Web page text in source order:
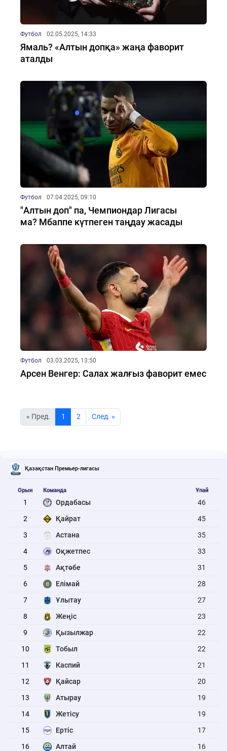
Футбол 02.05.2025, 14:33
Ямаль? «Алтын допқа» жаңа фаворит
аталды
Футбол 07.04.2025, 09:10
"Алтын доп" па, Чемпиондар Лигасы
ма? Мбаппе күтпеген таңдау жасады
Футбол 03.03.2025, 13:50
Арсен Венгер: Салах жалғыз фаворит емес
« Пред. 1 2 Cлед. »
Қазақстан Премьер-лигасы
Орын Команда Ұпай
1 Ордабасы
46
2
Қайрат
45
3
Астана
35
4
Оқжетпес
33
5
Ақтөбе
31
6
Елімай
28
7
Ұлытау
27
8
Жеңіс
23
9
Қызылжар
22
10
Тобыл
22
11
Каспий
21
12
Қайсар
20
13
Атырау
19
14
Жетісу
19
15
Ертіс
17
16
Алтай 16